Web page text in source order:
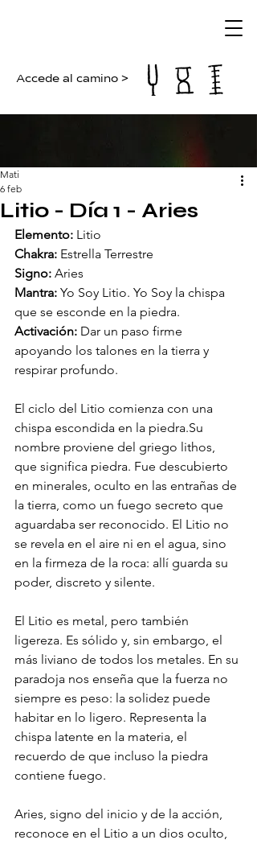
Accede al camino >
Litio - Día 1 - Aries
Mati
6 feb
Elemento: Litio
Chakra: Estrella Terrestre
Signo: Aries
Mantra: Yo Soy Litio. Yo Soy la chispa
que se esconde en la piedra.
Activación: Dar un paso firme
apoyando los talones en la tierra y
respirar profundo.
El ciclo del Litio comienza con una
chispa escondida en la piedra.Su
nombre proviene del griego lithos,
que significa piedra. Fue descubierto
en minerales, oculto en las entrañas de
la tierra, como un fuego secreto que
aguardaba ser reconocido. El Litio no
se revela en el aire ni en el agua, sino
en la firmeza de la roca: allí guarda su
poder, discreto y silente.
El Litio es metal, pero también
ligereza. Es sólido y, sin embargo, el
más liviano de todos los metales. En su
paradoja nos enseña que la fuerza no
siempre es peso: la solidez puede
habitar en lo ligero. Representa la
chispa latente en la materia, el
recuerdo de que incluso la piedra
contiene fuego.
Aries, signo del inicio y de la acción,
reconoce en el Litio a un dios oculto,